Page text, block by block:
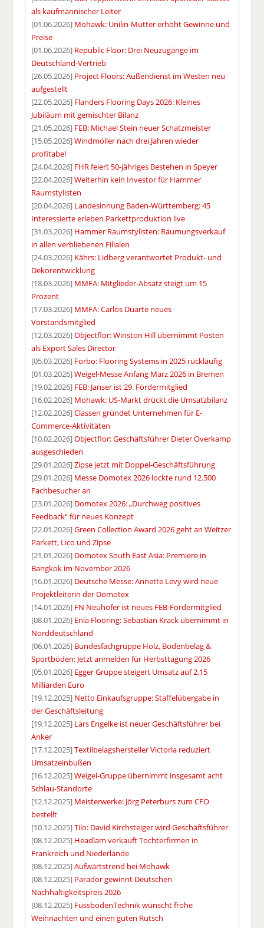
als kaufmännischer Leiter
[01.06.2026] Mohawk: Unilin-Mutter erhöht Gewinne und
Preise
[01.06.2026] Republic Floor: Drei Neuzugänge im
Deutschland-Vertrieb
[26.05.2026] Project Floors: Außendienst im Westen neu
aufgestellt
[22.05.2026] Flanders Flooring Days 2026: Kleines
Jubiläum mit gemischter Bilanz
[21.05.2026] FEB: Michael Stein neuer Schatzmeister
[15.05.2026]Windmöller nach drei Jahren wieder
profitabel
[24.04.2026] FHR feiert 50-jähriges Bestehen in Speyer
[22.04.2026]Weiterhin kein Investor für Hammer
Raumstylisten
[20.04.2026] Landesinnung Baden-Württemberg: 45
Interessierte erleben Parkettproduktion live
[31.03.2026] Hammer Raumstylisten: Räumungsverkauf
in allen verbliebenen Filialen
[24.03.2026] Kährs: Lidberg verantwortet Produkt- und
Dekorentwicklung
[18.03.2026] MMFA: Mitglieder-Absatz steigt um 15
Prozent
[17.03.2026] MMFA: Carlos Duarte neues
Vorstandsmitglied
[12.03.2026]Objectflor: Winston Hill übernimmt Posten
als Export Sales Director
[05.03.2026] Forbo: Flooring Systems in 2025 rückläufig
[01.03.2026]Weigel-Messe Anfang März 2026 in Bremen
[19.02.2026] FEB: Janser ist 29. Fördermitglied
[16.02.2026] Mohawk: US-Markt drückt die Umsatzbilanz
[12.02.2026]Classen gründet Unternehmen für E-
Commerce-Aktivitäten
[10.02.2026]Objectflor: Geschäftsführer Dieter Overkamp
ausgeschieden
[29.01.2026]Zipse jetzt mit Doppel-Geschäftsführung
[29.01.2026] Messe Domotex 2026 lockte rund 12.500
Fachbesucher an
[23.01.2026] Domotex 2026: „Durchweg positives
Feedback“ für neues Konzept
[22.01.2026]Green Collection Award 2026 geht an Weitzer
Parkett, Lico und Zipse
[21.01.2026] Domotex South East Asia: Premiere in
Bangkok im November 2026
[16.01.2026] Deutsche Messe: Annette Levy wird neue
Projektleiterin der Domotex
[14.01.2026] FN Neuhofer ist neues FEB-Fördermitglied
[08.01.2026] Enia Flooring: Sebastian Krack übernimmt in
Norddeutschland
[06.01.2026] Bundesfachgruppe Holz, Bodenbelag &
Sportböden: Jetzt anmelden für Herbsttagung 2026
[05.01.2026] Egger Gruppe steigert Umsatz auf 2,15
Milliarden Euro
[19.12.2025] Netto Einkaufsgruppe: Staffelübergabe in
der Geschäftsleitung
[19.12.2025] Lars Engelke ist neuer Geschäftsführer bei
Anker
[17.12.2025]Textilbelagshersteller Victoria reduziert
Umsatzeinbußen
[16.12.2025]Weigel-Gruppe übernimmt insgesamt acht
Schlau-Standorte
[12.12.2025] Meisterwerke: Jörg Peterburs zum CFO
bestellt
[10.12.2025]Tilo: David Kirchsteiger wird Geschäftsführer
[08.12.2025] Headlam verkauft Tochterfirmen in
Frankreich und Niederlande
[08.12.2025]Aufwärtstrend bei Mohawk
[08.12.2025] Parador gewinnt Deutschen
Nachhaltigkeitspreis 2026
[08.12.2025] FussbodenTechnik wünscht frohe
Weihnachten und einen guten Rutsch